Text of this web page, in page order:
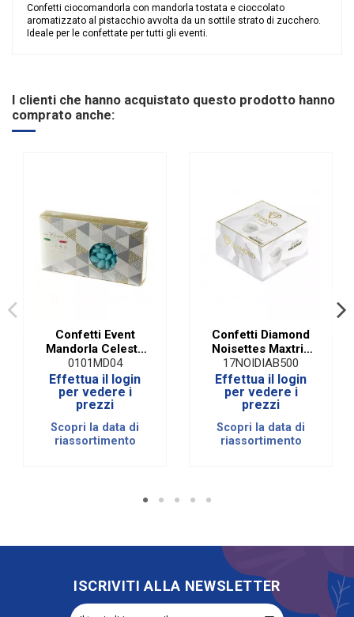
Confetti ciocomandorla con mandorla tostata e cioccolato
aromatizzato al pistacchio avvolta da un sottile strato di zucchero.
Ideale per le confettate per tutti gli eventi.
Ingredienti Mandorla e Cioccolato
Gusto
I clienti che hanno acquistato questo prodotto hanno
comprato anche:
Confetti Event
Mandorla Celeste
Denaro Via
Fiume51|1 KG
0101MD04
Effettua il login
per vedere i
prezzi
Scopri la data di
riassortimento
Confetti Diamond
Noisettes Maxtris
Bianco | 500 Gr
17NOIDIAB500
Effettua il login
per vedere i
prezzi
Scopri la data di
riassortimento
ISCRIVITI ALLA NEWSLETTER